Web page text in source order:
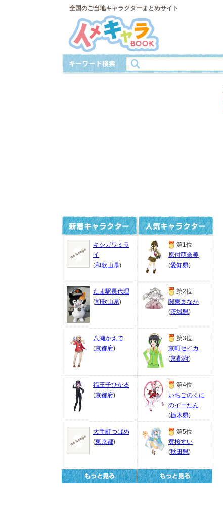
全国のご当地キャラクターまとめサイト
キシガワミラ
イ
(和歌山県)
たま駅長代理
(和歌山県)
八瀬かえで
(京都府)
福王子ひかる
(京都府)
大手町つばめ
(東京都)
第1位
原付萌奈美
(愛知県)
第2位
関東まなか
(茨城県)
第3位
京町セイカ
(京都府)
第4位
いちごのくに
のイーたん
(栃木県)
第5位
黄桜すい
(秋田県)